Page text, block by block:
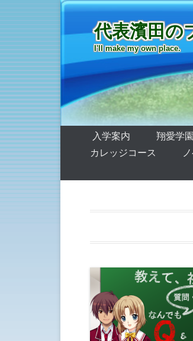
代表濱田の
I'll make my own place.
第1メニュー
コンテンツへ移動
入学案内 翔愛学
カレッジコース